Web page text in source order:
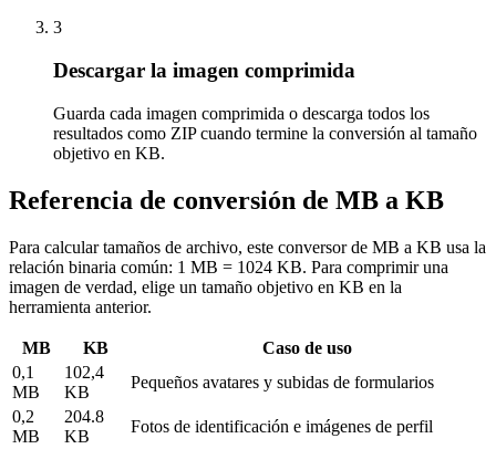
3
Descargar la imagen comprimida
Guarda cada imagen comprimida o descarga todos los
resultados como ZIP cuando termine la conversión al tamaño
objetivo en KB.
Referencia de conversión de MB a KB
Para calcular tamaños de archivo, este conversor de MB a KB usa la
relación binaria común: 1 MB = 1024 KB. Para comprimir una
imagen de verdad, elige un tamaño objetivo en KB en la
herramienta anterior.
MB KB
Caso de uso
0,1
MB
102,4
KB
Pequeños avatares y subidas de formularios
0,2
MB
204.8
KB
Fotos de identificación e imágenes de perfil